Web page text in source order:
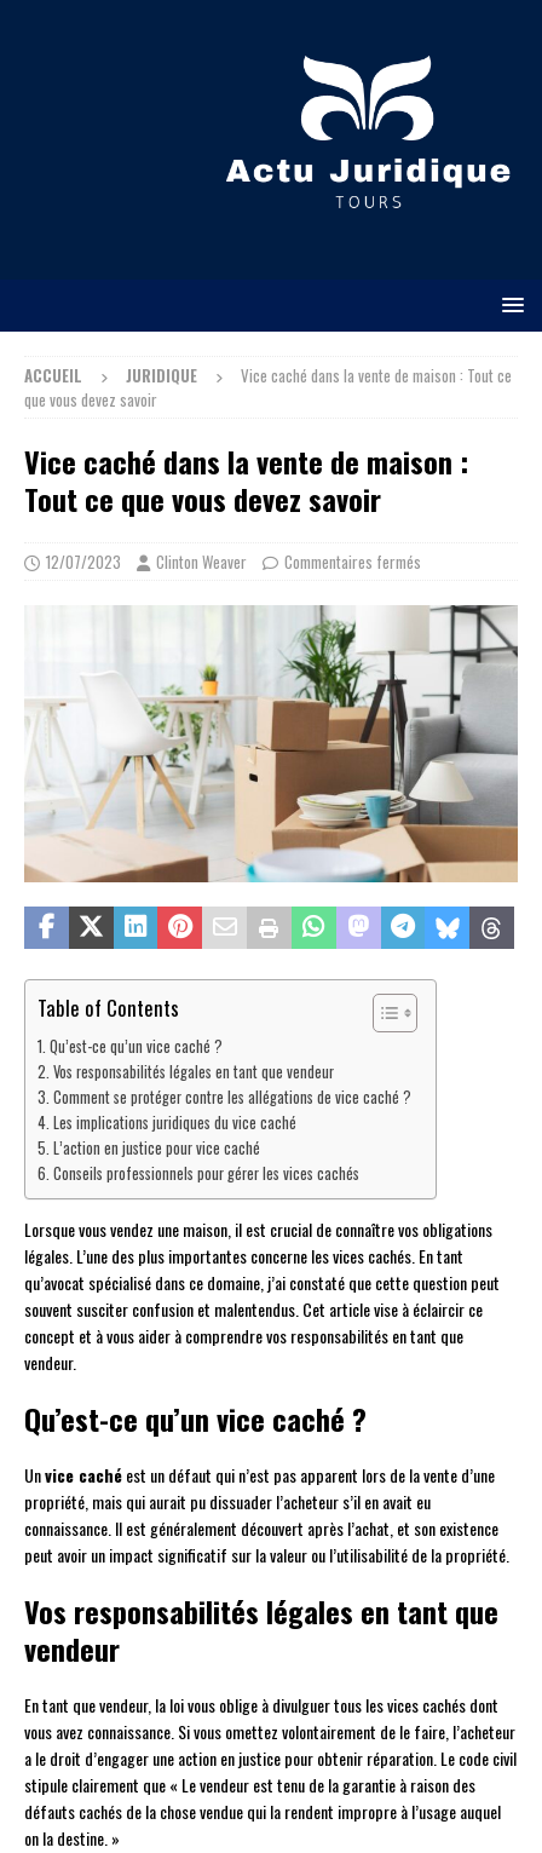
ACCUEIL JURIDIQUE
Vice caché dans la vente de maison : Tout ce
que vous devez savoir
Vice caché dans la vente de maison :
Tout ce que vous devez savoir
12/07/2023 Clinton Weaver Commentaires fermés
Table of Contents
Qu’est-ce qu’un vice caché ?
Vos responsabilités légales en tant que vendeur
Comment se protéger contre les allégations de vice caché ?
Les implications juridiques du vice caché
L’action en justice pour vice caché
Conseils professionnels pour gérer les vices cachés
Lorsque vous vendez une maison, il est crucial de connaître vos obligations
légales. L’une des plus importantes concerne les vices cachés. En tant
qu’avocat spécialisé dans ce domaine, j’ai constaté que cette question peut
souvent susciter confusion et malentendus. Cet article vise à éclaircir ce
concept et à vous aider à comprendre vos responsabilités en tant que
vendeur.
Qu’est-ce qu’un vice caché ?
Unvice cachéest un défaut qui n’est pas apparent lors de la vente d’une
propriété, mais qui aurait pu dissuader l’acheteur s’il en avait eu
connaissance. Il est généralement découvert après l’achat, et son existence
peut avoir un impact significatif sur la valeur ou l’utilisabilité de la propriété.
Vos responsabilités légales en tant que
vendeur
En tant que vendeur, la loi vous oblige à divulguer tous les vices cachés dont
vous avez connaissance. Si vous omettez volontairement de le faire, l’acheteur
a le droit d’engager une action en justice pour obtenir réparation. Le code civil
stipule clairement que « Le vendeur est tenu de la garantie à raison des
défauts cachés de la chose vendue qui la rendent impropre à l’usage auquel
on la destine. »